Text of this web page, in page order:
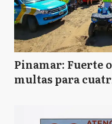
Pinamar: Fuerte
multas para